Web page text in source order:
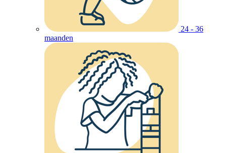
24 - 36
maanden